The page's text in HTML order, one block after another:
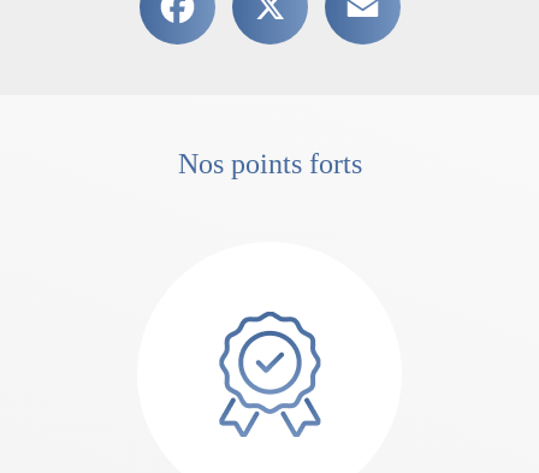
Nos points forts